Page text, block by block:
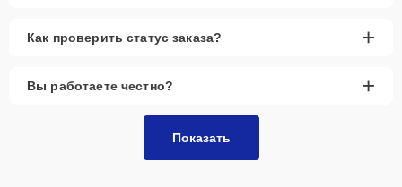
Как проверить статус заказа? +
Вы работаете честно? +
Показать